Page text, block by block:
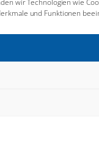
wir Technologien wie
und Funktionen